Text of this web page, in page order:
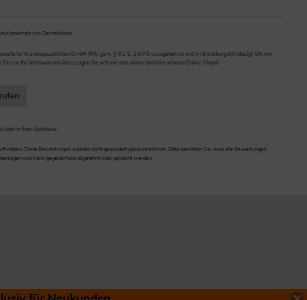
innerhalb von Deutschland.
für Arzneispezialitäten GmbH (IFA) gem. § III 1, S. 2 AMG anzugeben ist und im Erstattungsfall abzügl. 5% von
uns Ihr Vertrauen und überzeugen Sie sich von den vielen Vorteilen unseres Online-Shops!
oder in Ihrer Apotheke.
haben. Diese Bewertungen werden nicht gesondert gekennzeichnet. Bitte beachten Sie, dass alle Bewertungen
und kann gegebenfalls abgelehnt oder gelöscht werden.